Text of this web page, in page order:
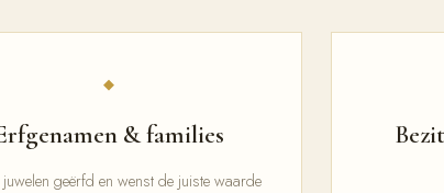
◆
& families
juwelen geërfd en wenst de juiste waarde